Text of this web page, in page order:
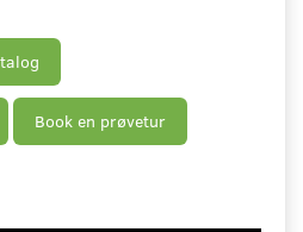
Book en prøvetur